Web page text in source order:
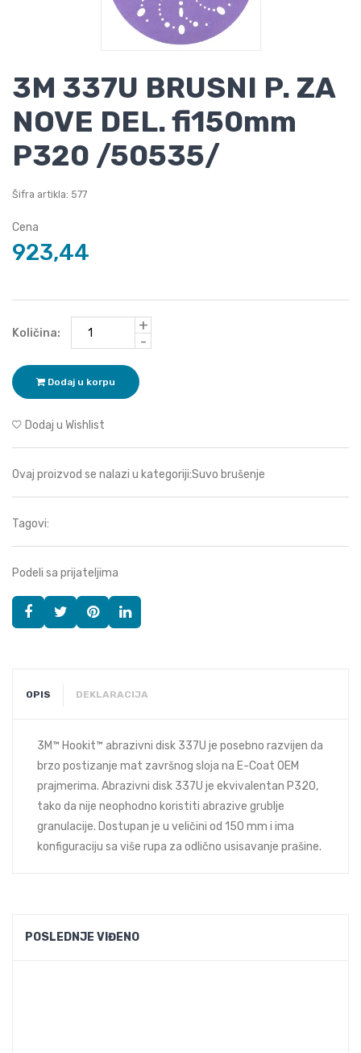
3M 337U BRUSNI P. ZA
NOVE DEL. fi150mm
P320 /50535/
Šifra artikla: 577
Cena
923,44
Količina:
+
-
Dodaj u korpu
Dodaj u Wishlist
Ovaj proizvod se nalazi u kategoriji:Suvo brušenje
Tagovi:
Podeli sa prijateljima
OPIS DEKLARACIJA
3M™ Hookit™ abrazivni disk 337U je posebno razvijen da
brzo postizanje mat završnog sloja na E-Coat OEM
prajmerima. Abrazivni disk 337U je ekvivalentan P320,
tako da nije neophodno koristiti abrazive grublje
granulacije. Dostupan je u veličini od 150 mm i ima
konfiguraciju sa više rupa za odlično usisavanje prašine.
POSLEDNJE VIĐENO